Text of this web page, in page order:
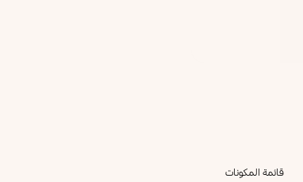
قائمة المكونات